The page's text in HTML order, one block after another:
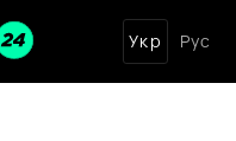
Укр Рус